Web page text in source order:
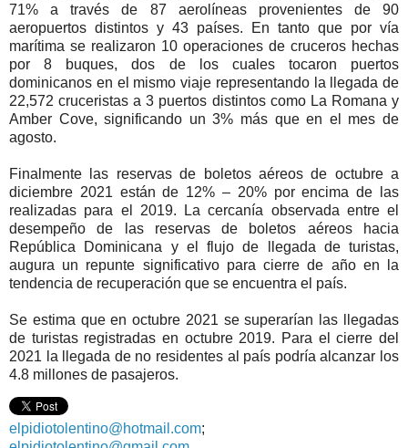
71% a través de 87 aerolíneas provenientes de 90
aeropuertos distintos y 43 países. En tanto que por vía
marítima se realizaron 10 operaciones de cruceros hechas
por 8 buques, dos de los cuales tocaron puertos
dominicanos en el mismo viaje representando la llegada de
22,572 cruceristas a 3 puertos distintos como La Romana y
Amber Cove, significando un 3% más que en el mes de
agosto.
Finalmente las reservas de boletos aéreos de octubre a
diciembre 2021 están de 12% – 20% por encima de las
realizadas para el 2019. La cercanía observada entre el
desempeño de las reservas de boletos aéreos hacia
República Dominicana y el flujo de llegada de turistas,
augura un repunte significativo para cierre de año en la
tendencia de recuperación que se encuentra el país.
Se estima que en octubre 2021 se superarían las llegadas
de turistas registradas en octubre 2019. Para el cierre del
2021 la llegada de no residentes al país podría alcanzar los
4.8 millones de pasajeros.
elpidiotolentino@hotmail.com;